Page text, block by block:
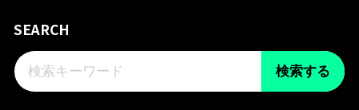
SEARCH
検索する